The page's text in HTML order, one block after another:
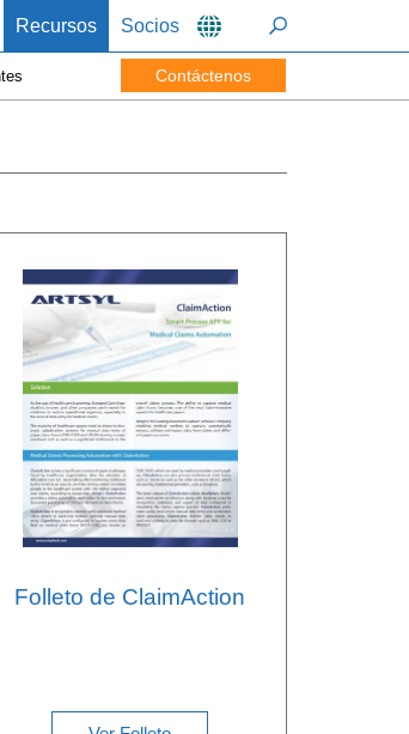
Contáctenos
Recursos Socios
Folleto de ClaimAction